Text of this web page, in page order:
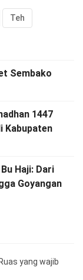
Teh
Sembako
1447
Kabupaten
Haji: Dari
Goyangan
Ruas yang wajib